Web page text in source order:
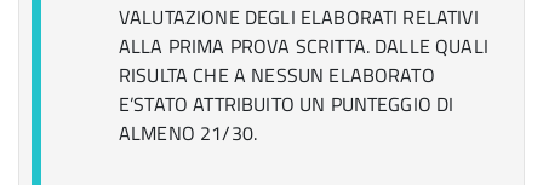
VALUTAZIONE DEGLI ELABORATI RELATIVI
ALLA PRIMA PROVA SCRITTA. DALLE QUALI
RISULTA CHE A NESSUN ELABORATO
E’STATO ATTRIBUITO UN PUNTEGGIO DI
ALMENO 21/30.